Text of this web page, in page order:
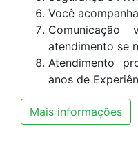
Você
atendimento se
Atendimento
anos de
Mais informações